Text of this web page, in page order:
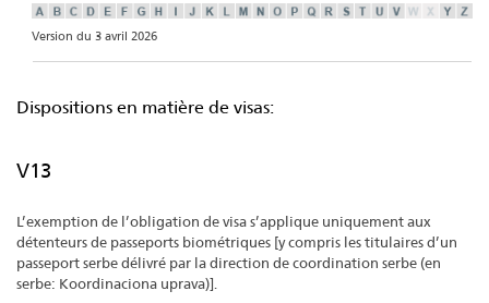
Version du 3 avril 2026
Dispositions en matière de visas:
V13
L’exemption de l’obligation de visa s’applique uniquement aux
détenteurs de passeports biométriques [y compris les titulaires d’un
passeport serbe délivré par la direction de coordination serbe (en
serbe: Koordinaciona uprava)].